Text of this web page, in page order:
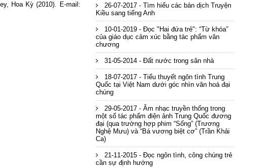
Hoa Kỳ (2010). E-mail:
26-07-2017 - Tìm hiểu các bản dịch Truyện
Kiều sang tiếng Anh
10-01-2019 - Đọc "Hai đứa trẻ": “Từ khóa”
của giáo dục cảm xúc bằng tác phẩm văn
chương
31-05-2014 - Đất nước trong sân nhà
18-07-2017 - Tiểu thuyết ngôn tình Trung
Quốc tại Việt Nam dưới góc nhìn văn hoá đại
chúng
29-05-2017 - Âm nhạc truyền thống trong
một số tác phẩm điện ảnh Trung Quốc đương
đại (qua trường hợp phim “Sống” (Trương
Nghệ Mưu) và “Bá vương biệt cơ” (Trần Khải
Ca)
21-11-2015 - Đọc ngôn tình, công chúng trẻ
cần sự định hướng